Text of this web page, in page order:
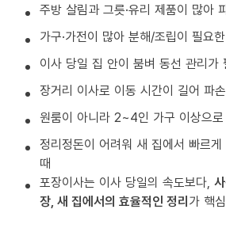
주방 살림과 그릇·유리 제품이 많아
가구·가전이 많아 분해/조립이 필요
이사 당일 집 안이 붐벼 동선 관리가
장거리 이사로 이동 시간이 길어 파
원룸이 아니라 2~4인 가구 이상으
정리정돈이 어려워 새 집에서 빠르
때
포장이사는 이사 당일의 속도보다,
장, 새 집에서의 효율적인 정리가 핵